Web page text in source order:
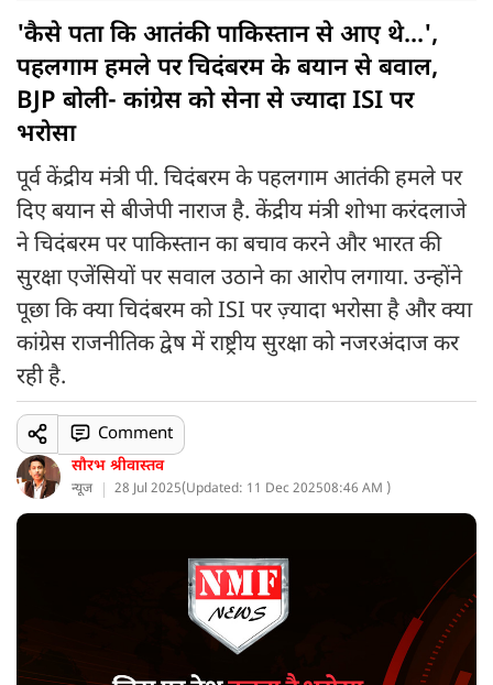
'कैसे पता कि आतंकी पाकिस्तान से आए थे...',
पहलगाम हमले पर चिदंबरम के बयान से बवाल,
BJP बोली- कांग्रेस को सेना से ज्यादा ISI पर
भरोसा
पूर्व केंद्रीय मंत्री पी. चिदंबरम के पहलगाम आतंकी हमले पर
दिए बयान से बीजेपी नाराज है. केंद्रीय मंत्री शोभा करंदलाजे
ने चिदंबरम पर पाकिस्तान का बचाव करने और भारत की
सुरक्षा एजेंसियों पर सवाल उठाने का आरोप लगाया. उन्होंने
पूछा कि क्या चिदंबरम को ISI पर ज़्यादा भरोसा है और क्या
कांग्रेस राजनीतिक द्वेष में राष्ट्रीय सुरक्षा को नजरअंदाज कर
रही है.
सौरभ श्रीवास्तव
न्यूज 28 Jul 2025(Updated: 11 Dec 202508:46 AM )
Comment